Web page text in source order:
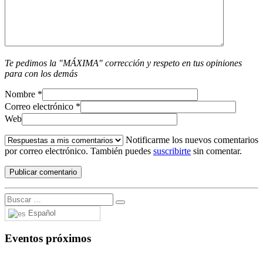
Te pedimos la "MÁXIMA" corrección y respeto en tus opiniones
para con los demás
Nombre *
Correo electrónico *
Web
Notificarme los nuevos comentarios
por correo electrónico. También puedes suscribirte sin comentar.
Español
Eventos próximos